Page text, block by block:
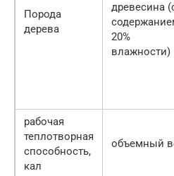
Порода
дерева
древесина
20%
влажности)
рабочая
теплотворная
способность,
кал
объемный